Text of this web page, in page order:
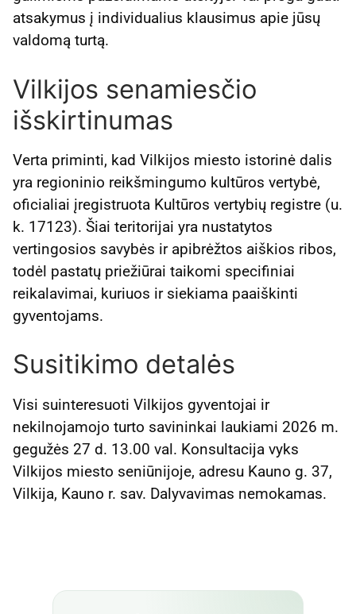
atsakymus į individualius klausimus apie jūsų
valdomą turtą.
Vilkijos senamiesčio
išskirtinumas
Verta priminti, kad Vilkijos miesto istorinė dalis
yra regioninio reikšmingumo kultūros vertybė,
oficialiai įregistruota Kultūros vertybių registre (u.
k. 17123). Šiai teritorijai yra nustatytos
vertingosios savybės ir apibrėžtos aiškios ribos,
todėl pastatų priežiūrai taikomi specifiniai
reikalavimai, kuriuos ir siekiama paaiškinti
gyventojams.
Susitikimo detalės
Visi suinteresuoti Vilkijos gyventojai ir
nekilnojamojo turto savininkai laukiami 2026 m.
gegužės 27 d. 13.00 val. Konsultacija vyks
Vilkijos miesto seniūnijoje, adresu Kauno g. 37,
Vilkija, Kauno r. sav. Dalyvavimas nemokamas.